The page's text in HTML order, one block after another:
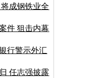
成钢铁业全
件 狙击内幕
行警示外汇
任志强披露